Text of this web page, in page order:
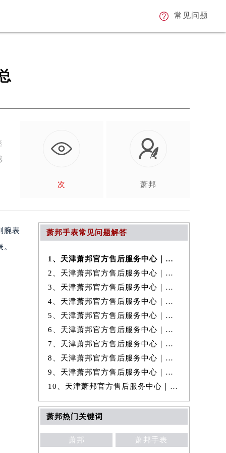
常见问题
次
萧邦
腕表
萧邦手表常见问题解答
1、天津萧邦官方售后服务中心｜最新地址及官方售后电话权威信息公示（20
2、天津萧邦官方售后服务中心｜最新热线和完整维修地址权威信息公示（20
3、天津萧邦官方售后服务中心｜全新维修地址和客服热线权威信息公示（20
4、天津萧邦官方售后服务中心｜网点地址与24小时客服热线权威信息公示
5、天津萧邦官方售后服务中心｜最新热线及维修地址权威信息公示（2026年
6、天津萧邦官方售后服务中心｜官方电话及服务网点地址权威信息公示（20
7、天津萧邦官方售后服务中心｜全新地址及服务热线权威信息公示（2026年
8、天津萧邦官方售后服务中心｜网点地址及客服电话权威信息公示（2026年
9、天津萧邦官方售后服务中心｜全部网点地址与热线权威信息公示（2026年
10、天津萧邦官方售后服务中心｜全新维修地址及客服热线权威信息公示（20
萧邦热门关键词
萧邦 萧邦手表